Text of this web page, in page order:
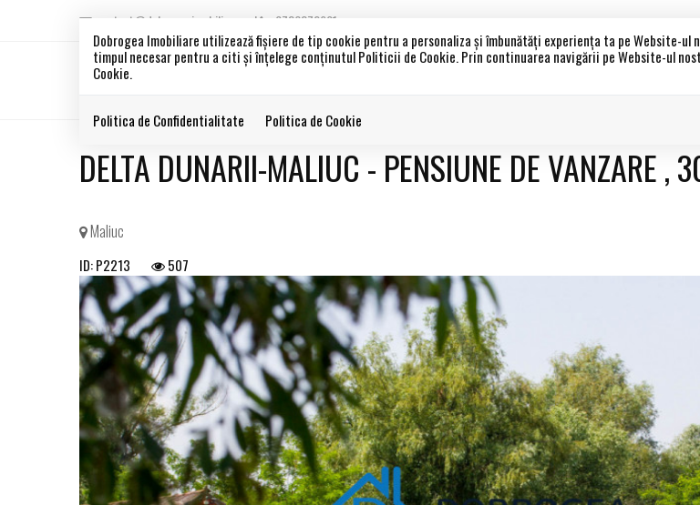
Dobrogea Imobiliare utilizează fişiere de tip cookie pentru a personaliza și îmbunătăți experiența ta pe Website-
timpul necesar pentru a citi și înțelege conținutul Politicii de Cookie. Prin continuarea navigării pe Website-ul
Cookie.
Politica de Confidentialitate Politica de Cookie
contact@dobrogeaimobiliare.ro 0786372901
DELTA DUNARII-MALIUC - PENSIUNE DE VANZARE ,
Maliuc
ID: P2213 507